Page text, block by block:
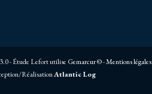
- Étude Lefort utilise Gemarcur ©-Mentions légales
RéalisationAtlantic Log